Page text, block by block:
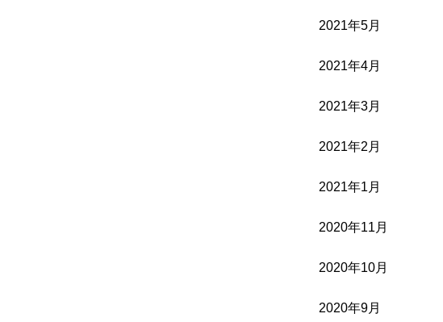
2021年5月
2021年4月
2021年3月
2021年2月
2021年1月
2020年11月
2020年10月
2020年9月